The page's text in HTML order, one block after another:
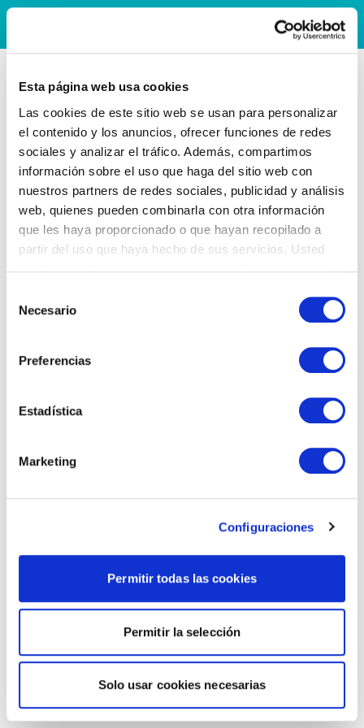
Esta página web usa cookies
Las cookies de este sitio web se usan para personalizar
el contenido y los anuncios, ofrecer funciones de redes
sociales y analizar el tráfico. Además, compartimos
información sobre el uso que haga del sitio web con
nuestros partners de redes sociales, publicidad y análisis
web, quienes pueden combinarla con otra información
que les haya proporcionado o que hayan recopilado a
partir del uso que haya hecho de sus servicios. Usted
Necesario
Preferencias
Estadística
Marketing
Configuraciones
Permitir todas las cookies
Permitir la selección
Solo usar cookies necesarias